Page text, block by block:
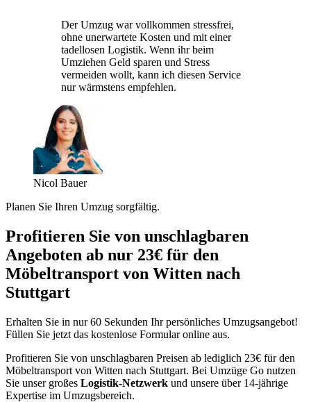
Der Umzug war vollkommen stressfrei,
ohne unerwartete Kosten und mit einer
tadellosen Logistik. Wenn ihr beim
Umziehen Geld sparen und Stress
vermeiden wollt, kann ich diesen Service
nur wärmstens empfehlen.
Nicol Bauer
Planen Sie Ihren Umzug sorgfältig.
Profitieren Sie von unschlagbaren
Angeboten ab nur 23€ für den
Möbeltransport von Witten nach
Stuttgart
Erhalten Sie in nur 60 Sekunden Ihr persönliches Umzugsangebot!
Füllen Sie jetzt das kostenlose Formular online aus.
Profitieren Sie von unschlagbaren Preisen ab lediglich 23€ für den
Möbeltransport von Witten nach Stuttgart. Bei Umzüge Go nutzen
Sie unser großes Logistik-Netzwerk und unsere über 14-jährige
Expertise im Umzugsbereich.